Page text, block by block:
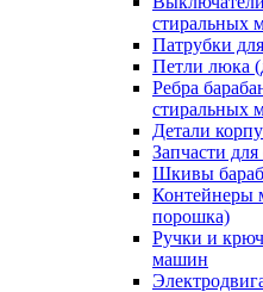
стиральных
Патрубки
Петли люка
Ребра
стиральных
Детали
Запчасти
Шкивы
Контейнеры
порошка)
Ручки и
машин